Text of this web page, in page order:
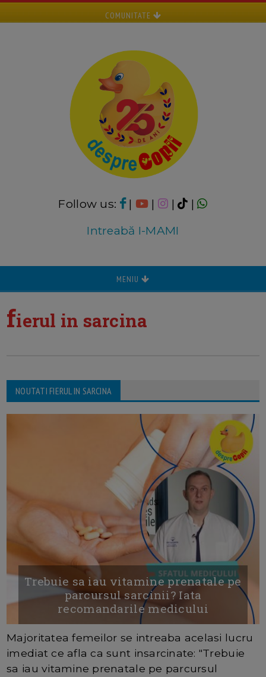
COMUNITATE
Follow us: | | |
|
Intreabă I-MAMI
MENIU
fierul in sarcina
NOUTATI FIERUL IN SARCINA
Trebuie sa iau vitamine prenatale pe
parcursul sarcinii? Iata
recomandarile medicului
Majoritatea femeilor se intreaba acelasi lucru
imediat ce afla ca sunt insarcinate: "Trebuie
sa iau vitamine prenatale pe parcursul